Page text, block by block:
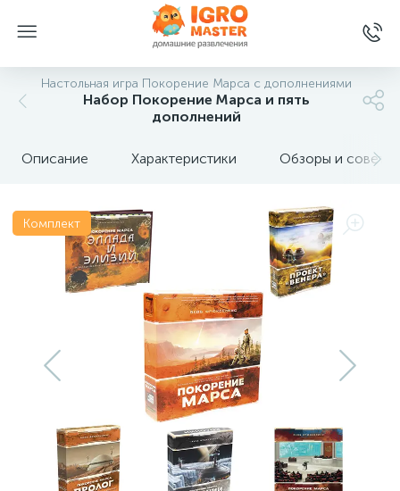
Настольная игра Покорение Марса с дополнениями
Набор Покорение Марса и пять
дополнений
Описание Характеристики Обзоры и советы
Комплект